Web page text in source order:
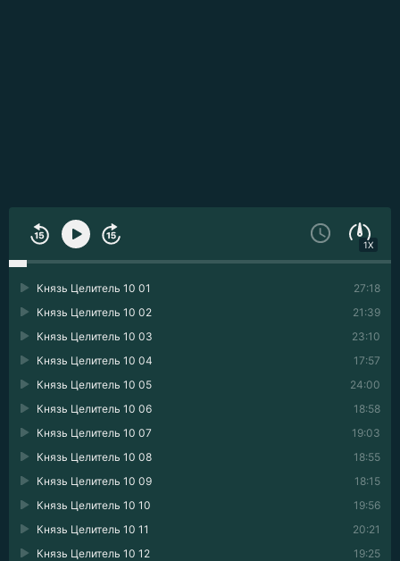
1X
27:18
Князь Целитель 10 01
21:39
Князь Целитель 10 02
23:10
Князь Целитель 10 03
17:57
Князь Целитель 10 04
24:00
Князь Целитель 10 05
18:58
Князь Целитель 10 06
19:03
Князь Целитель 10 07
18:55
Князь Целитель 10 08
18:15
Князь Целитель 10 09
19:56
Князь Целитель 10 10
20:21
Князь Целитель 10 11
19:25
Князь Целитель 10 12